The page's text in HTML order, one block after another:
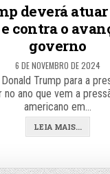
deverá
contra o
governo
6 DE NOVEMBRO DE 2024
Trump para a
no ano que vem a
americano em…
LEIA MAIS...